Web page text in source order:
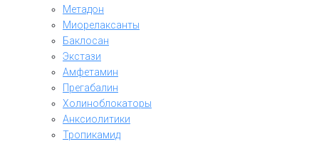
Метадон
Миорелаксанты
Баклосан
Экстази
Амфетамин
Прегабалин
Холиноблокаторы
Анксиолитики
Тропикамид